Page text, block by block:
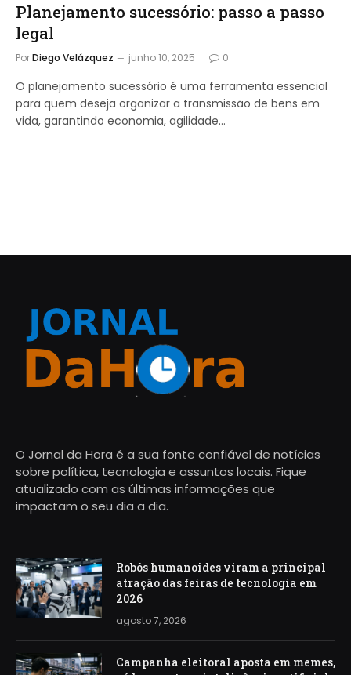
Planejamento sucessório: passo a passo
legal
PorDiego Velázquez junho 10, 2025 0
O planejamento sucessório é uma ferramenta essencial
para quem deseja organizar a transmissão de bens em
vida, garantindo economia, agilidade…
O Jornal da Hora é a sua fonte confiável de notícias
sobre política, tecnologia e assuntos locais. Fique
atualizado com as últimas informações que
impactam o seu dia a dia.
Robôs humanoides viram a principal
atração das feiras de tecnologia em
2026
agosto 7, 2026
Campanha eleitoral aposta em memes,